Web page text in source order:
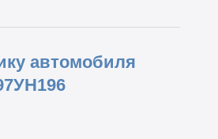
автомобиля